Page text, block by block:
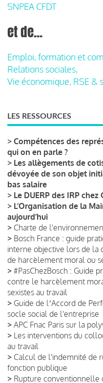
SNPEA CFDT
et de...
Emploi, formation et
Relations sociales,
Vie économique, RSE &
LES RESSOURCES
> Compétences des
qui on en parle ?
> Les allègements de
dévoyée de son objet
bas salaire
> Le DUERP des IRP chez
> L’Organisation de la
aujourd’hui
> Charte de
> Bosch France : guide
interne objective lors de la
de harcèlement moral ou
> #PasChezBosch : Guide
contre le harcèlement
sexistes au travail
> Guide de lʼAccord de
socle social de l'entreprise
> APC Fnac Paris sur la
> Les interventions du
au travail
> Calcul de l'indemnité de
fonction publique
> Rupture conventionnelle